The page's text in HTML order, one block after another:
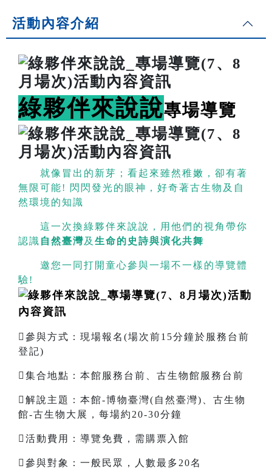
活動內容介紹
綠夥伴來說說專場導覽
就像冒出的新芽；看起來雖然稚嫩，卻有著
無限可能! 閃閃發光的眼神，好奇著古生物及自
然環境的知識
這一次換綠夥伴來說說，用他們的視角帶你
認識 自然臺灣及 生命的史詩與演化共舞
邀您一同打開童心參與一場不一樣的導覽體
驗!
參與方式：現場報名(場次前15分鐘於服務台前
登記)
集合地點：本館服務台前、古生物館服務台前
解說主題：本館-博物臺灣(自然臺灣)、古生物
館-古生物大展，每場約20-30分鐘
活動費用：導覽免費，需購票入館
參與對象：一般民眾，人數最多20名